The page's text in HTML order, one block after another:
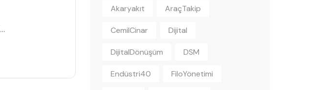
Akaryakıt AraçTakip
CemilCinar Dijital
DijitalDönüşüm DSM
Endüstri40 FiloYönetimi